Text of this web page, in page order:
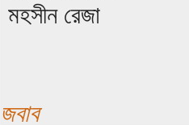
মহসীন রেজা
জবাব